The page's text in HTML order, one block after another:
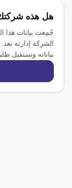
هل هذه
جُمِعت بيانات هذا
الشركة إدارته
بياناته وتستقبل